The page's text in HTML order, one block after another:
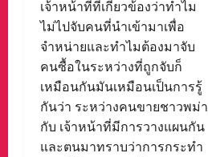
เจ้าหน้าที่ที่เกี่ยวข้องว่าทำไม
ไม่ไปจับคนที่นำเข้ามาเพื่อ
จำหน่ายและทำไมต้องมาจับ
คนซื้อในระหว่างที่ถูกจับก็
เหมือนกันมันเหมือนเป็นการรู้
กันว่า ระหว่างคนขายชาวพม่า
กับ เจ้าหน้าที่มีการวางแผนกัน
และตนมาทราบว่าการกระทำ